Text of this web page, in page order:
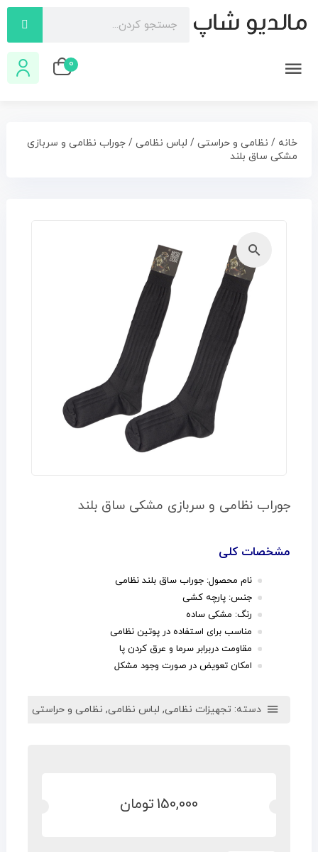
0
خانه / نظامی و حراستی/ لباس نظامی/ جوراب نظامی و سربازی
مشکی ساق بلند
جوراب نظامی و سربازی مشکی ساق بلند
مشخصات کلی
نام محصول: جوراب ساق بلند نظامی
جنس: پارچه کشی
رنگ: مشکی ساده
مناسب برای استفاده در پوتین نظامی
مقاومت دربرابر سرما و عرق کردن پا
امکان تعویض در صورت وجود مشکل
دسته: تجهیزات نظامی, لباس نظامی, نظامی و حراستی
150,000 تومان